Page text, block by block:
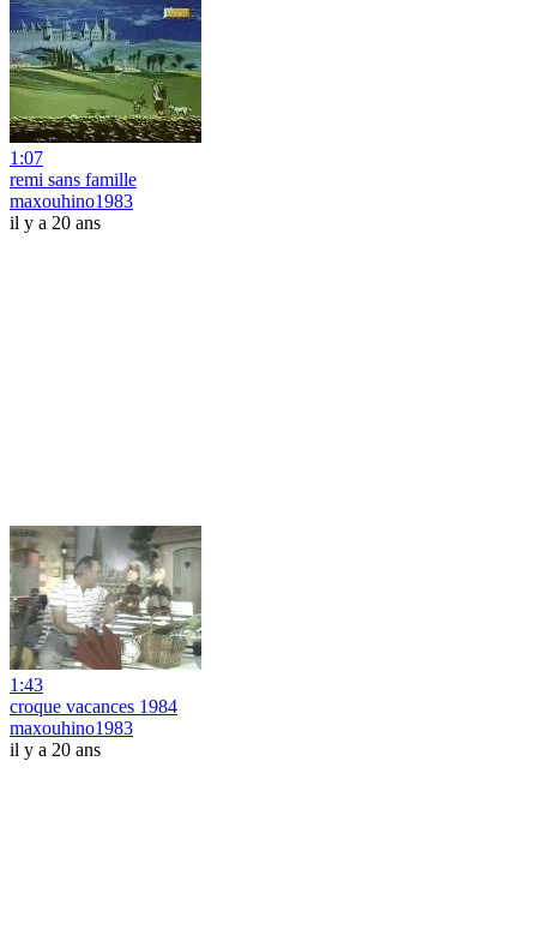
1:07
remi sans famille
maxouhino1983
il y a 20 ans
1:43
croque vacances 1984
maxouhino1983
il y a 20 ans